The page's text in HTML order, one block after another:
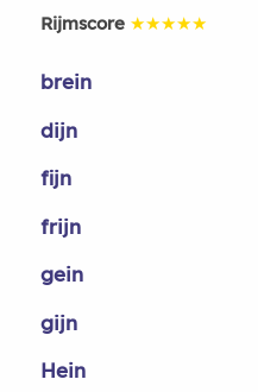
Rijmscore ★★★★★
brein
dijn
fijn
frijn
gein
gijn
Hein